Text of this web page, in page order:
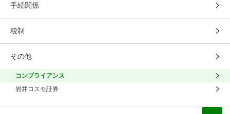
手続関係
税制
その他
コンプライアンス
岩井コスモ証券